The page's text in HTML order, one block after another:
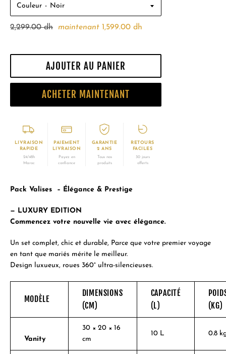
Couleur
Prix
2,299.00 dh maintenant 1,599.00 dh
AJOUTER AU PANIER
ACHETER MAINTENANT
LIVRAISON
RAPIDE
24/48h
Maroc
PAIEMENT
LIVRAISON
Payez en
confiance
GARANTIE
2 ANS
Tous nos
produits
RETOURS
FACILES
30 jours
offerts
Pack Valises – Élégance & Prestige
— LUXURY EDITION
Commencez votre nouvelle vie avec élégance.
Un set complet, chic et durable, Parce que votre premier voyage
en tant que mariés mérite le meilleur.
Design luxueux, roues 360° ultra-silencieuses.
MODÈLE
DIMENSIONS
(CM)
CAPACITÉ
(L)
(KG)
Vanity
30 × 20 × 16
cm
10 L 0.8